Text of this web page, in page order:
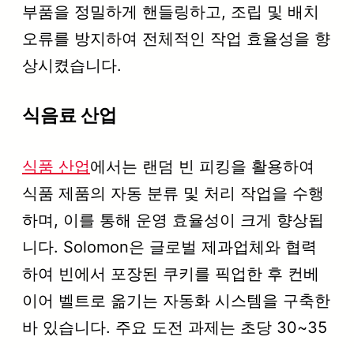
부품을 정밀하게 핸들링하고, 조립 및 배치
오류를 방지하여 전체적인 작업 효율성을 향
상시켰습니다.
식음료 산업
식품 산업에서는 랜덤 빈 피킹을 활용하여
식품 제품의 자동 분류 및 처리 작업을 수행
하며, 이를 통해 운영 효율성이 크게 향상됩
니다. Solomon은 글로벌 제과업체와 협력
하여 빈에서 포장된 쿠키를 픽업한 후 컨베
이어 벨트로 옮기는 자동화 시스템을 구축한
바 있습니다. 주요 도전 과제는 초당 30~35